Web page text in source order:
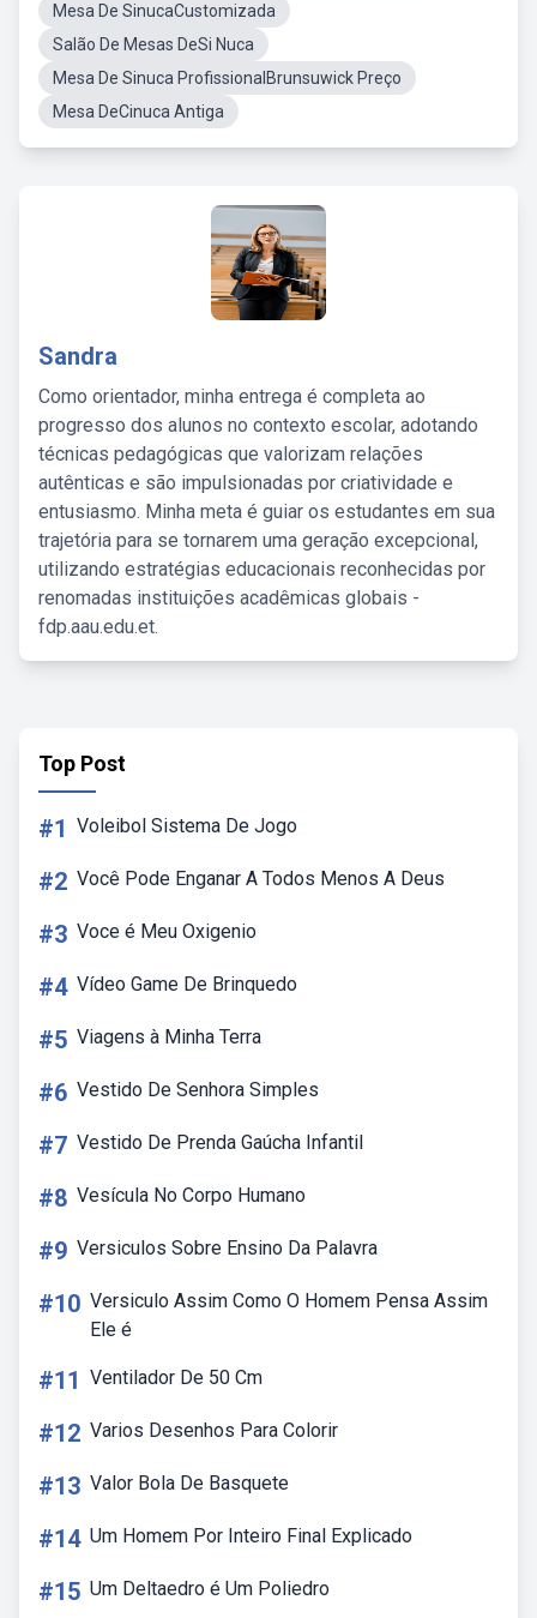
Mesa De SinucaCustomizada
Salão De Mesas DeSi Nuca
Mesa De Sinuca ProfissionalBrunsuwick Preço
Mesa DeCinuca Antiga
Sandra
Como orientador, minha entrega é completa ao
progresso dos alunos no contexto escolar, adotando
técnicas pedagógicas que valorizam relações
autênticas e são impulsionadas por criatividade e
entusiasmo. Minha meta é guiar os estudantes em sua
trajetória para se tornarem uma geração excepcional,
utilizando estratégias educacionais reconhecidas por
renomadas instituições acadêmicas globais -
fdp.aau.edu.et.
Top Post
#1 Voleibol Sistema De Jogo
#2 Você Pode Enganar A Todos Menos A Deus
#3 Voce é Meu Oxigenio
#4 Vídeo Game De Brinquedo
#5 Viagens à Minha Terra
#6 Vestido De Senhora Simples
#7 Vestido De Prenda Gaúcha Infantil
#8 Vesícula No Corpo Humano
#9 Versiculos Sobre Ensino Da Palavra
#10 Versiculo Assim Como O Homem Pensa Assim
Ele é
#11 Ventilador De 50 Cm
#12 Varios Desenhos Para Colorir
#13 Valor Bola De Basquete
#14 Um Homem Por Inteiro Final Explicado
#15 Um Deltaedro é Um Poliedro